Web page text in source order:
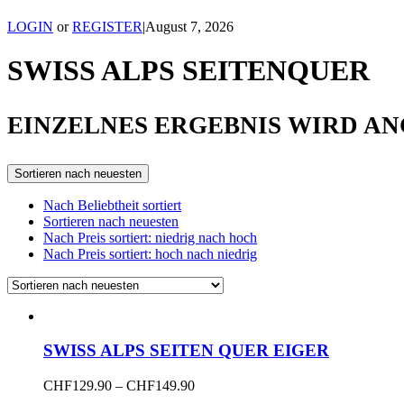
LOGIN orREGISTER|August 7, 2026
SWISS ALPS SEITENQUER
EINZELNES ERGEBNIS WIRD
Sortieren nach neuesten
Nach Beliebtheit sortiert
Sortieren nach neuesten
Nach Preis sortiert: niedrig nach hoch
Nach Preis sortiert: hoch nach niedrig
SWISS ALPS SEITEN QUER EIGER
Dieses
CHF129.90 – CHF149.90Price